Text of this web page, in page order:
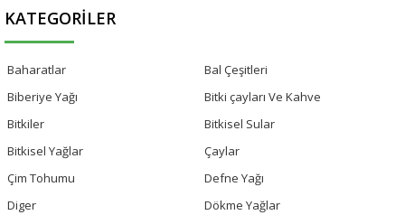
KATEGORILER
Baharatlar
Bal Çeşitleri
Biberiye Yağı
Bitki çayları Ve Kahve
Bitkiler
Bitkisel Sular
Bitkisel Yağlar
Çaylar
Çim Tohumu
Defne Yağı
Diger
Dökme Yağlar